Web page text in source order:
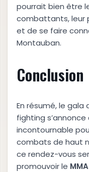
pourrait bien être
combattants, leur
et de se faire
Montauban.
Conclusion
En résumé, le gala
fighting
incontournable
combats de haut
ce rendez-vous
promouvoir le MMA